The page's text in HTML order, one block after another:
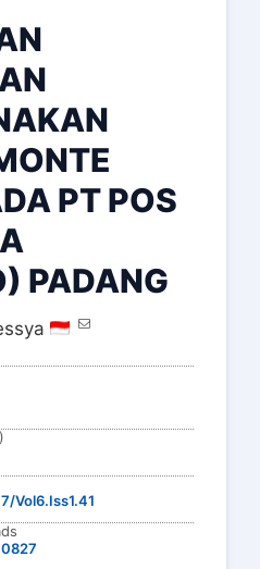
PT POS
PADANG
Vol6.Iss1.41